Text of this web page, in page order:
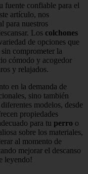
fuente confiable para el
artículo, nos
para nuestros
Los colchones
de opciones que
sin comprometer la
cómodo y acogedor
y relajados.
en la demanda de
sino también
modelos, desde
propiedades
para tu perro o
sobre los materiales,
al momento de
mejorar el descanso
leyendo!